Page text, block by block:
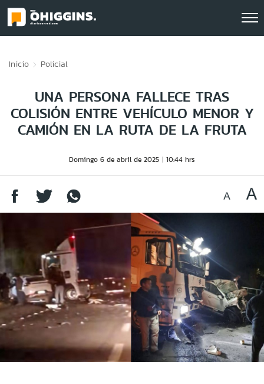
Inicio Policial
UNA PERSONA FALLECE TRAS
COLISIÓN ENTRE VEHÍCULO MENOR Y
CAMIÓN EN LA RUTA DE LA FRUTA
Domingo 6 de abril de 2025 10:44 hrs